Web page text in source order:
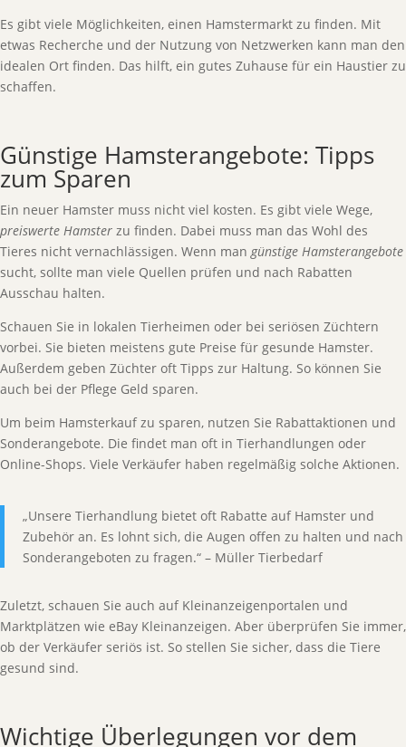
Es gibt viele Möglichkeiten, einen Hamstermarkt zu finden. Mit
etwas Recherche und der Nutzung von Netzwerken kann man den
idealen Ort finden. Das hilft, ein gutes Zuhause für ein Haustier zu
schaffen.
Günstige Hamsterangebote: Tipps
zum Sparen
Ein neuer Hamster muss nicht viel kosten. Es gibt viele Wege,
preiswerte Hamster zu finden. Dabei muss man das Wohl des
Tieres nicht vernachlässigen. Wenn mangünstige Hamsterangebote
sucht, sollte man viele Quellen prüfen und nach Rabatten
Ausschau halten.
Schauen Sie in lokalen Tierheimen oder bei seriösen Züchtern
vorbei. Sie bieten meistens gute Preise für gesunde Hamster.
Außerdem geben Züchter oft Tipps zur Haltung. So können Sie
auch bei der Pflege Geld sparen.
Um beim Hamsterkauf zu sparen, nutzen Sie Rabattaktionen und
Sonderangebote. Die findet man oft in Tierhandlungen oder
Online-Shops. Viele Verkäufer haben regelmäßig solche Aktionen.
„Unsere Tierhandlung bietet oft Rabatte auf Hamster und
Zubehör an. Es lohnt sich, die Augen offen zu halten und nach
Sonderangeboten zu fragen.“ – Müller Tierbedarf
Zuletzt, schauen Sie auch auf Kleinanzeigenportalen und
Marktplätzen wie eBay Kleinanzeigen. Aber überprüfen Sie immer,
ob der Verkäufer seriös ist. So stellen Sie sicher, dass die Tiere
gesund sind.
Wichtige Überlegungen vor dem